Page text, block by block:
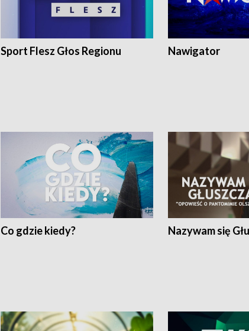
Sport Flesz Głos Regionu Nawigator
Co gdzie kiedy? Nazywam się